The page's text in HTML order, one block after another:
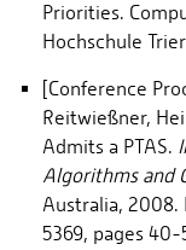
Priorities.
Hochschule
[Conference
Reitwießner,
Admits a PTAS.
Algorithms and
Australia, 2008.
5369, pages